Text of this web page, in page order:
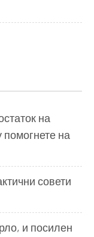
на
помогнете на
совети
и посилен